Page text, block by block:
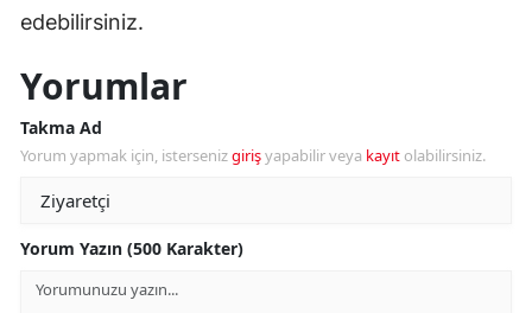
edebilirsiniz.
Yorumlar
Takma Ad
Yorum yapmak için, istersenizgirişyapabilir veya kayıt olabilirsiniz.
Yorum Yazın (500 Karakter)